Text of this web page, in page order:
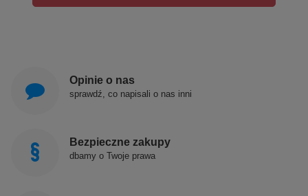
Opinie o nas
sprawdź, co napisali o nas inni
Bezpieczne zakupy
dbamy o Twoje prawa